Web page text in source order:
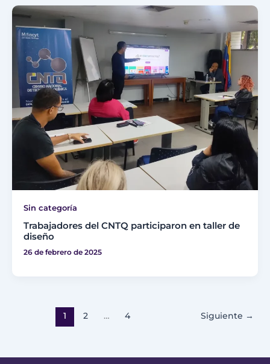
Sin categoría
Trabajadores del CNTQ participaron en taller de
diseño
26 de febrero de 2025
1 2 … 4 Siguiente →